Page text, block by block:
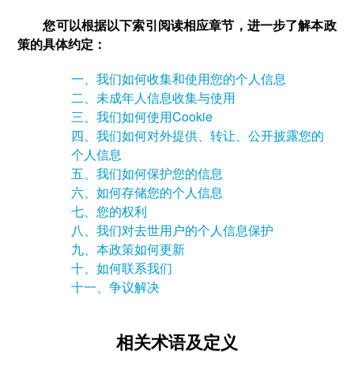
您可以根据以下索引阅读相应章节，进一步了解本政
策的具体约定：
一、我们如何收集和使用您的个人信息
二、未成年人信息收集与使用
三、我们如何使用Cookie
四、我们如何对外提供、转让、公开披露您的
个人信息
五、我们如何保护您的信息
六、如何存储您的个人信息
七、您的权利
八、我们对去世用户的个人信息保护
九、本政策如何更新
十、如何联系我们
十一、争议解决
相关术语及定义